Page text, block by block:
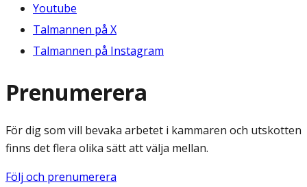
Youtube
Talmannen på X
Talmannen på Instagram
Prenumerera
För dig som vill bevaka arbetet i kammaren och utskotten
finns det flera olika sätt att välja mellan.
Följ och prenumerera